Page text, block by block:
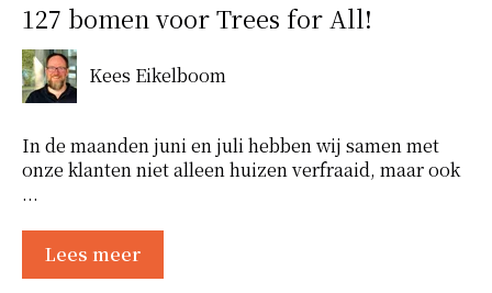
127 bomen voor Trees for All!
Kees Eikelboom
In de maanden juni en juli hebben wij samen met
onze klanten niet alleen huizen verfraaid, maar ook
...
Lees meer